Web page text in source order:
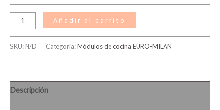
Añadir al carrito
SKU:N/D Categoría:Módulos de cocina EURO-MILAN
Descripción